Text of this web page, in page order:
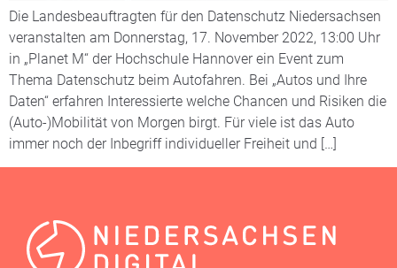
Die Landesbeauftragten für den Datenschutz Niedersachsen
veranstalten am Donnerstag, 17. November 2022, 13:00 Uhr
in „Planet M“ der Hochschule Hannover ein Event zum
Thema Datenschutz beim Autofahren. Bei „Autos und Ihre
Daten“ erfahren Interessierte welche Chancen und Risiken die
(Auto-)Mobilität von Morgen birgt. Für viele ist das Auto
immer noch der Inbegriff individueller Freiheit und […]